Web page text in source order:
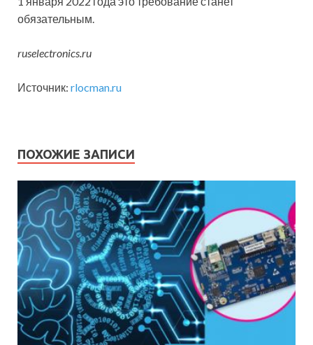
обязательным.
ruselectronics.ru
Источник: rlocman.ru
ПОХОЖИЕ ЗАПИСИ